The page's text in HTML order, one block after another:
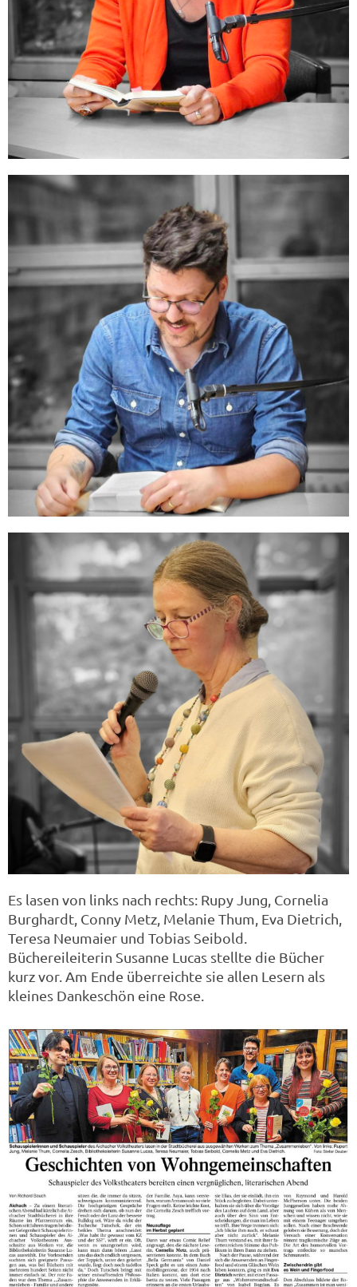
Es lasen von links nach rechts: Rupy Jung, Cornelia
Burghardt, Conny Metz, Melanie Thum, Eva Dietrich,
Teresa Neumaier und Tobias Seibold.
Büchereileiterin Susanne Lucas stellte die Bücher
kurz vor. Am Ende überreichte sie allen Lesern als
kleines Dankeschön eine Rose.